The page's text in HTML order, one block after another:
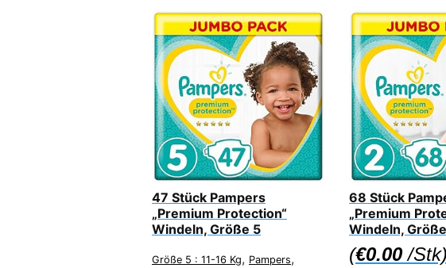
47 Stück Pampers
„Premium Protection“
Windeln, Größe 5
Größe 5 : 11-16 Kg, Pampers,
68 Stück
„Premium
Windeln,
(€0.00 /Stk)